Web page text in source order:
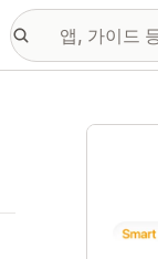
추천 이